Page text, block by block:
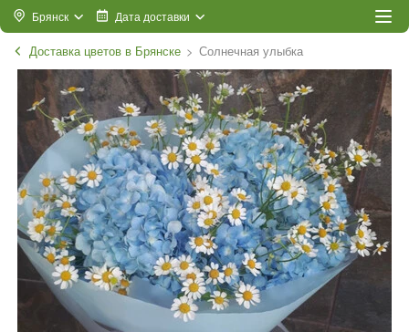
Брянск Дата доставки
Доставка цветов в Брянске Солнечная улыбка